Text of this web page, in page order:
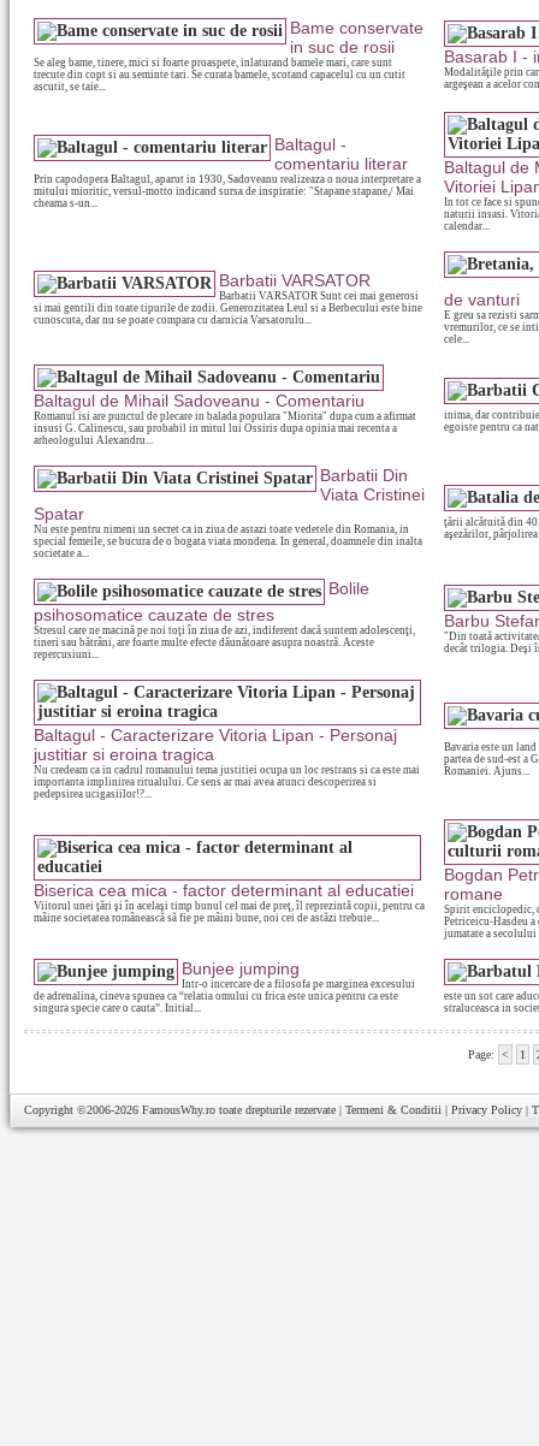
Bame conservate
in suc de rosii
Se aleg bame, tinere, mici si foarte proaspete, inlaturand bamele mari, care sunt
trecute din copt si au seminte tari. Se curata bamele, scotand capacelul cu un cutit
ascutit, se taie...
Basarab I -
Modalităţile prin
argeşean a acelor
Baltagul -
comentariu literar
Prin capodopera Baltagul, aparut in 1930, Sadoveanu realizeaza o noua interpretare a
mitului mioritic, versul-motto indicand sursa de inspiratie: "Stapane stapane,/ Mai
cheama s-un...
Baltagul de
Vitoriei
In tot ce face si
naturii insasi.
calendar...
Barbatii VARSATOR
Barbatii VARSATOR Sunt cei mai generosi
si mai gentili din toate tipurile de zodii. Generozitatea Leul si a Berbecului este bine
cunoscuta, dar nu se poate compara cu darnicia Varsatorulu...
de vanturi
E greu sa rezisti
vremurilor, ce se
cele...
Baltagul de Mihail Sadoveanu - Comentariu
Romanul isi are punctul de plecare in balada populara "Miorita" dupa cum a afirmat
insusi G. Calinescu, sau probabil in mitul lui Ossiris dupa opinia mai recenta a
arheologului Alexandru...
inima, dar
egoiste pentru ca
Barbatii Din
Viata Cristinei
Spatar
Nu este pentru nimeni un secret ca in ziua de astazi toate vedetele din Romania, in
special femeile, se bucura de o bogata viata mondena. In general, doamnele din inalta
societate a...
ţării alcătuită din
aşezărilor,
Bolile
psihosomatice cauzate de stres
Stresul care ne macină pe noi toţi în ziua de azi, indiferent dacă suntem adolescenţi,
tineri sau bătrâni, are foarte multe efecte dăunătoare asupra noastră. Aceste
repercusiuni...
Barbu
"Din toată
decât trilogia. Deşi
Baltagul - Caracterizare Vitoria Lipan - Personaj
justitiar si eroina tragica
Nu credeam ca in cadrul romanului tema justitiei ocupa un loc restrans si ca este mai
importanta implinirea ritualului. Ce sens ar mai avea atunci descoperirea si
pedepsirea ucigasiilor!?...
Bavaria este un
partea de sud-est a
Romaniei. Ajuns...
Biserica cea mica - factor determinant al educatiei
Viitorul unei ţări şi în acelaşi timp bunul cel mai de preţ, îl reprezintă copii, pentru ca
mâine societatea românească să fie pe mâini bune, noi cei de astăzi trebuie...
Bogdan
romane
Spirit enciclopedic,
Petriceicu-Hasdeu
jumatate a
Bunjee jumping
Intr-o incercare de a filosofa pe marginea excesului
de adrenalina, cineva spunea ca “relatia omului cu frica este unica pentru ca este
singura specie care o cauta”. Initial...
este un sot care
straluceasca in
Page: < 1
Copyright ©2006-2026 FamousWhy.ro toate drepturile rezervate | Termeni & Conditii | Privacy Policy |